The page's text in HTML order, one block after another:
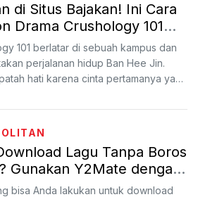
di Situs Bajakan! Ini Cara
Drama Crushology 101
Legal
101 berlatar di sebuah kampus dan
perjalanan hidup Ban Hee Jin.
hati karena cinta pertamanya yang
Lagu Tanpa Boros
Gunakan Y2Mate dengan
bisa Anda lakukan untuk download